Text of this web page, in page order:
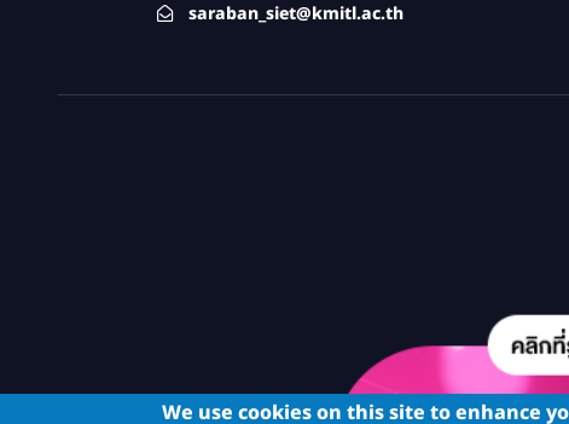
saraban_siet@kmitl.ac.th
We use cookies on this site to enhance